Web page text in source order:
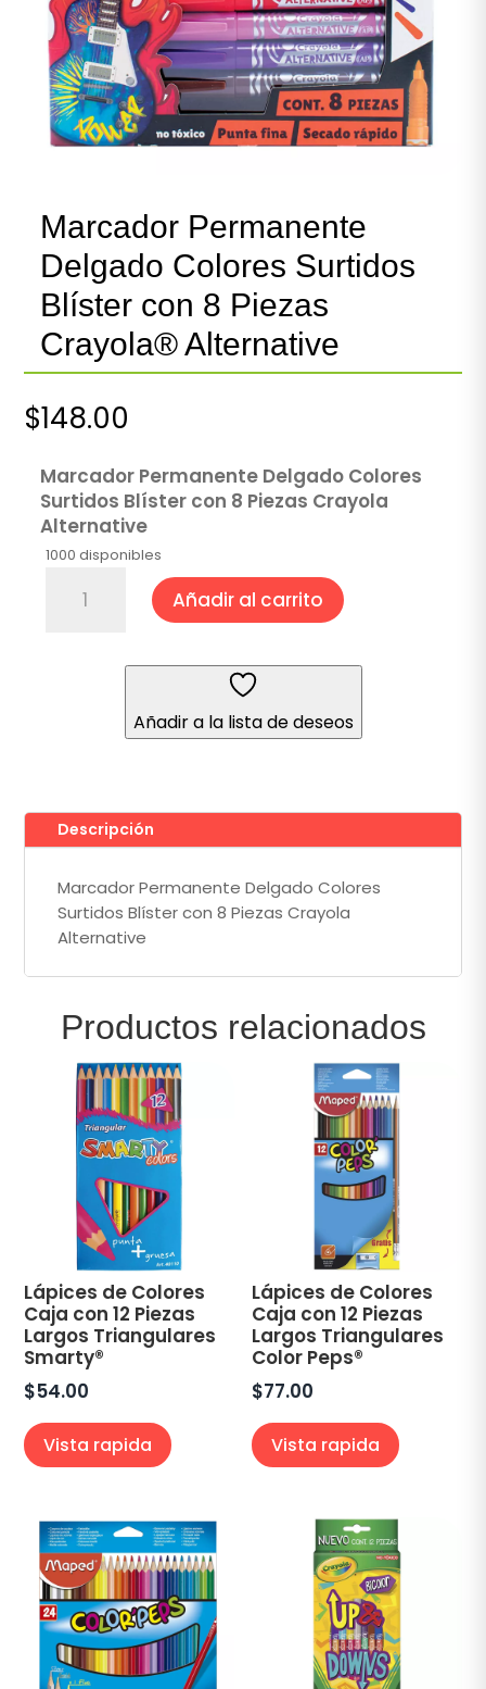
Marcador Permanente
Delgado Colores Surtidos
Blíster con 8 Piezas
Crayola® Alternative
$148.00
Marcador Permanente Delgado Colores
Surtidos Blíster con 8 Piezas Crayola
Alternative
1000 disponibles
Permanente
Alternative
cantidad
Añadir al carrito
Añadir a la lista de deseos
Descripción
Marcador Permanente Delgado Colores
Surtidos Blíster con 8 Piezas Crayola
Alternative
Productos relacionados
Lápices de Colores
Caja con 12 Piezas
Largos Triangulares
Smarty®
$54.00
Vista rapida
Lápices de Colores
Caja con 12 Piezas
Largos Triangulares
Color Peps®
$77.00
Vista rapida